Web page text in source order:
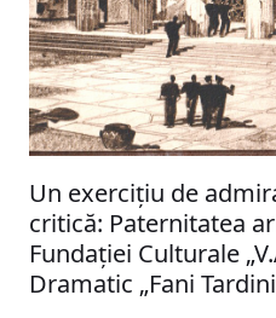
Un exercițiu de
critică: Paternitatea
Fundației Culturale
Dramatic „Fani